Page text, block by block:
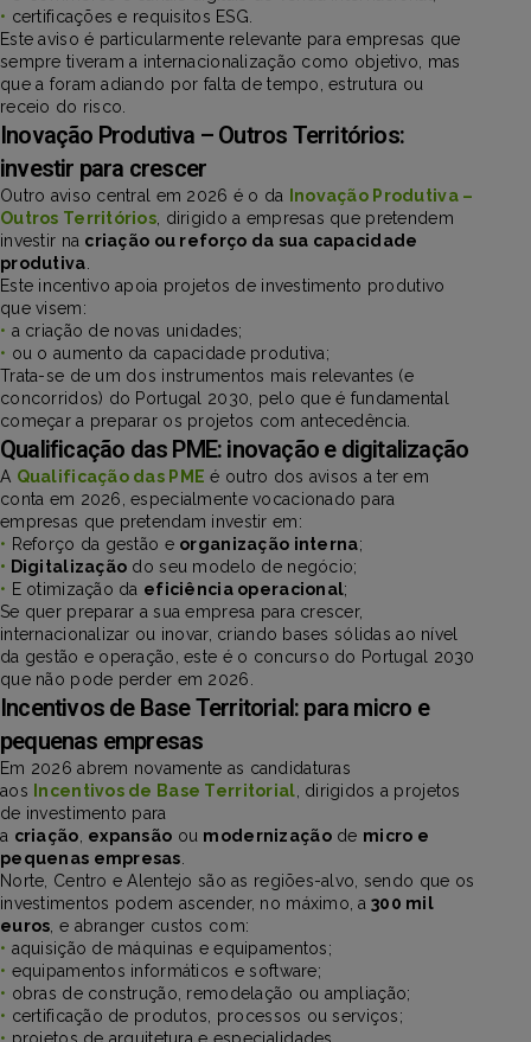
• certificações e requisitos ESG.
Este aviso é particularmente relevante para empresas que
sempre tiveram a internacionalização como objetivo, mas
que a foram adiando por falta de tempo, estrutura ou
receio do risco.
Inovação Produtiva – Outros Territórios:
investir para crescer
Outro aviso central em 2026 é o da
Inovação Produtiva –
Outros Territórios , dirigido a empresas que pretendem
investir na criação ou reforço da sua capacidade
produtiva
Este incentivo apoia projetos de investimento produtivo
que visem:
• a criação de novas unidades;
• ou o aumento da capacidade produtiva;
Trata-se de um dos instrumentos mais relevantes (e
concorridos) do Portugal 2030, pelo que é fundamental
começar a preparar os projetos com antecedência.
Qualificação das PME: inovação e digitalização
A Qualificação das PME é outro dos avisos a ter em
conta em 2026, especialmente vocacionado para
empresas que pretendam investir em:
• Reforço da gestão e organização interna;
• Digitalização do seu modelo de negócio;
• E otimização da eficiência operacional;
Se quer preparar a sua empresa para crescer,
internacionalizar ou inovar, criando bases sólidas ao nível
da gestão e operação, este é o concurso do Portugal 2030
que não pode perder em 2026.
Incentivos de Base Territorial: para micro e
pequenas empresas
Em 2026 abrem novamente as candidaturas
aos
Incentivos de Base Territorial , dirigidos a projetos
de investimento para
a criação expansão ou modernizaçãode micro e
pequenas empresas
Norte, Centro e Alentejo são as regiões-alvo, sendo que os
investimentos podem ascender, no máximo, a 300 mil
euros , e abranger custos com:
• aquisição de máquinas e equipamentos;
• equipamentos informáticos e software;
• obras de construção, remodelação ou ampliação;
• certificação de produtos, processos ou serviços;
• projetos de arquitetura e especialidades.